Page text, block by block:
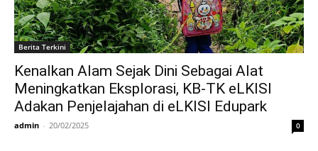
Berita Terkini
Kenalkan Alam Sejak Dini Sebagai Alat
Meningkatkan Eksplorasi, KB-TK eLKISI
Adakan Penjelajahan di eLKISI Edupark
admin - 20/02/2025 0